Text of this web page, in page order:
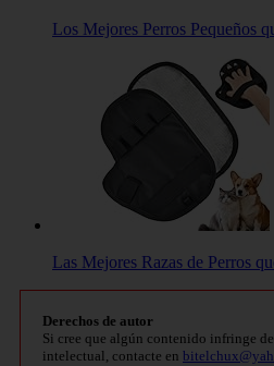
Los Mejores Perros Pequeños
Las Mejores Razas de Perros
Derechos de autor
Si cree que algún contenido infringe
intelectual, contacte en